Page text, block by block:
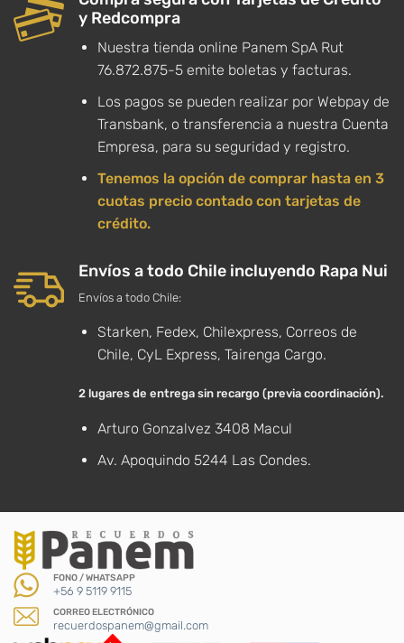
y Redcompra
Nuestra tienda online Panem SpA Rut
76.872.875-5 emite boletas y facturas.
Los pagos se pueden realizar por Webpay de
Transbank, o transferencia a nuestra Cuenta
Empresa, para su seguridad y registro.
Tenemos la opción de comprar hasta en 3
cuotas precio contado con tarjetas de
crédito.
Envíos a todo Chile incluyendo Rapa Nui
Envíos a todo Chile:
Starken, Fedex, Chilexpress, Correos de
Chile, CyL Express, Tairenga Cargo.
2 lugares de entrega sin recargo (previa coordinación).
Arturo Gonzalvez 3408 Macul
Av. Apoquindo 5244 Las Condes.
FONO / WHATSAPP
+56 9 5119 9115
CORREO ELECTRÓNICO
recuerdospanem@gmail.com